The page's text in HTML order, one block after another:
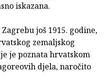
iskazana.
još 1915. godine,
zemaljskog
je poznata hrvatskom
djela, naročito